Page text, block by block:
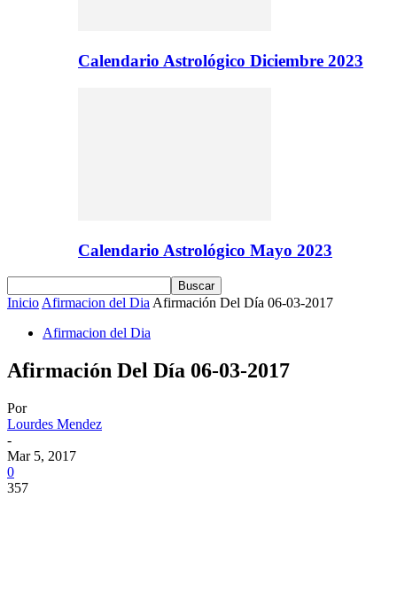
Calendario Astrológico Diciembre 2023
Calendario Astrológico Mayo 2023
Inicio Afirmacion del Dia Afirmación Del Día 06-03-2017
Afirmacion del Dia
Afirmación Del Día 06-03-2017
Por
Lourdes Mendez
-
Mar 5, 2017
0
357